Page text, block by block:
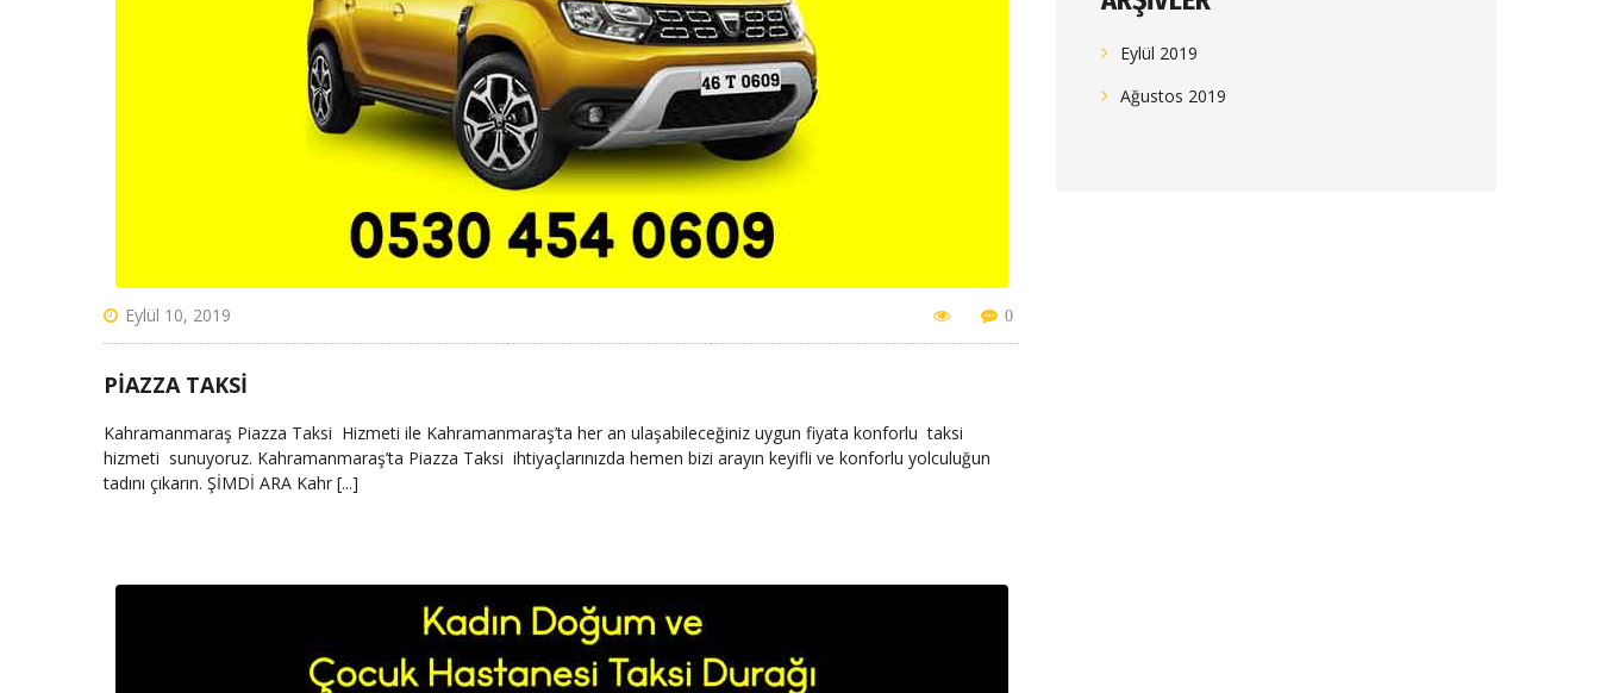
Eylül 10, 2019 0
PIAZZA TAKSI
Kahramanmaraş Piazza Taksi Hizmeti ile Kahramanmaraş’ta her an ulaşabileceğiniz uygun fiyata konforlu taksi
hizmeti sunuyoruz. Kahramanmaraş’ta Piazza Taksi ihtiyaçlarınızda hemen bizi arayın keyifli ve konforlu yolculuğun
tadını çıkarın. ŞİMDİ ARA Kahr [...]
Eylül 2019
Ağustos 2019